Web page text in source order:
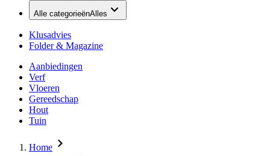
Alle categorieënAlles
Klusadvies
Folder & Magazine
Aanbiedingen
Verf
Vloeren
Gereedschap
Hout
Tuin
Home